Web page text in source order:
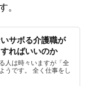
。
サボる介護職が
ればいいのか
人は時々いますが「全
うです。 全く仕事をし